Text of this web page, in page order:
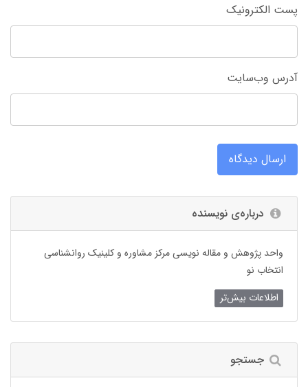
پست الکترونیک
آدرس وب‌سایت
ارسال دیدگاه
درباره‌ی نویسنده
واحد پژوهش و مقاله نویسی مرکز مشاوره و کلینیک روانشناسی
انتخاب نو
اطلاعات بیش‌تر
جستجو